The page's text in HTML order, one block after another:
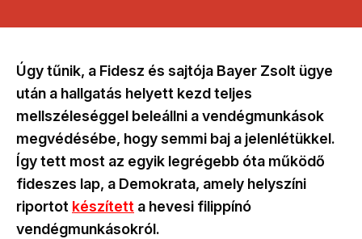
Úgy tűnik, a Fidesz és sajtója Bayer Zsolt ügye
után a hallgatás helyett kezd teljes
mellszéleséggel beleállni a vendégmunkások
megvédésébe, hogy semmi baj a jelenlétükkel.
Így tett most az egyik legrégebb óta működő
fideszes lap, a Demokrata, amely helyszíni
riportot készített a hevesi filippínó
vendégmunkásokról.